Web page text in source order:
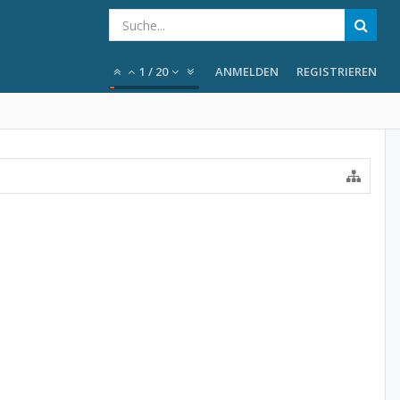
1 / 20 ANMELDEN REGISTRIEREN